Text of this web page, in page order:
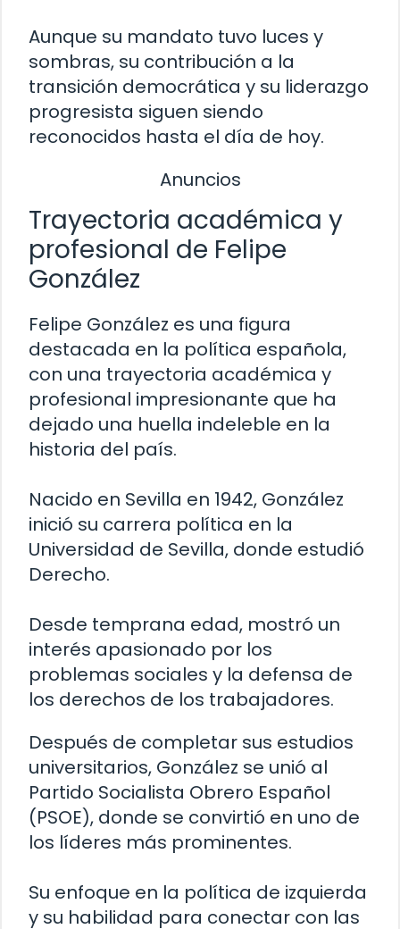
Aunque su mandato tuvo luces y
sombras, su contribución a la
transición democrática y su liderazgo
progresista siguen siendo
reconocidos hasta el día de hoy.
Anuncios
Trayectoria académica y
profesional de Felipe
González
Felipe González es una figura
destacada en la política española,
con una trayectoria académica y
profesional impresionante que ha
dejado una huella indeleble en la
historia del país.
Nacido en Sevilla en 1942, González
inició su carrera política en la
Universidad de Sevilla, donde estudió
Derecho.
Desde temprana edad, mostró un
interés apasionado por los
problemas sociales y la defensa de
los derechos de los trabajadores.
Después de completar sus estudios
universitarios, González se unió al
Partido Socialista Obrero Español
(PSOE), donde se convirtió en uno de
los líderes más prominentes.
Su enfoque en la política de izquierda
y su habilidad para conectar con las